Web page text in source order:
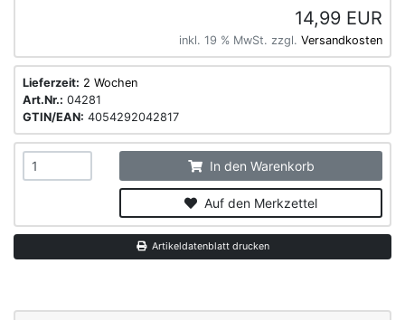
14,99 EUR
inkl. 19 % MwSt. zzgl. Versandkosten
Lieferzeit: 2 Wochen
Art.Nr.: 04281
GTIN/EAN: 4054292042817
In den Warenkorb
Auf den Merkzettel
Artikeldatenblatt drucken